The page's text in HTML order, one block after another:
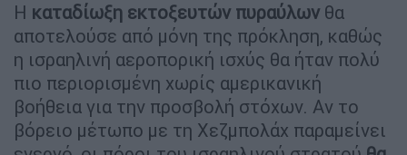
Η καταδίωξη εκτοξευτών πυραύλων θα
αποτελούσε από μόνη της πρόκληση, καθώς
η ισραηλινή αεροπορική ισχύς θα ήταν πολύ
πιο περιορισμένη χωρίς αμερικανική
βοήθεια για την προσβολή στόχων. Αν το
βόρειο μέτωπο με τη Χεζμπολάχ παραμείνει